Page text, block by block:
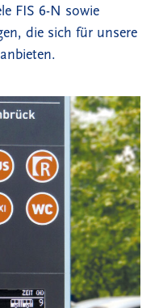
FIS 6-N sowie
die sich für unsere